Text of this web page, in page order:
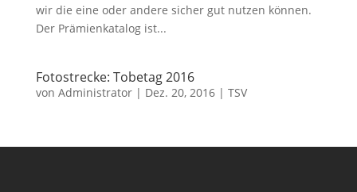
wir die eine oder andere sicher gut nutzen können.
Der Prämienkatalog ist...
Fotostrecke: Tobetag 2016
von Administrator| Dez. 20, 2016| TSV